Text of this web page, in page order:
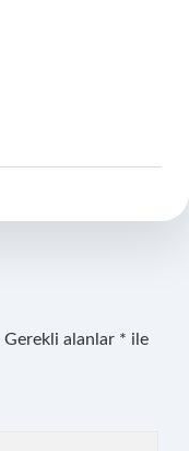
Gerekli alanlar * ile